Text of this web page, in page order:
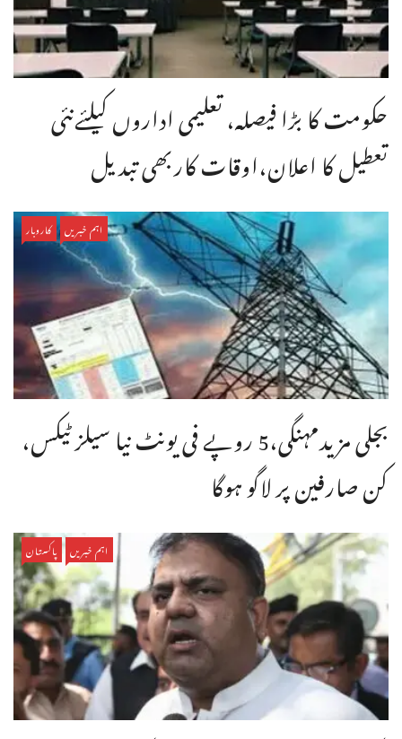
حکومت کا بڑا فیصلہ، تعلیمی اداروں کیلئےنئی
تعطیل کا اعلان،اوقات کاربھی تبدیل
اہم خبریں کاروبار
بجلی مزیدمہنگی،5 روپے فی یونٹ نیا سیلز ٹیکس،
کن صارفین پر لاگو ہوگا
اہم خبریں پاکستان